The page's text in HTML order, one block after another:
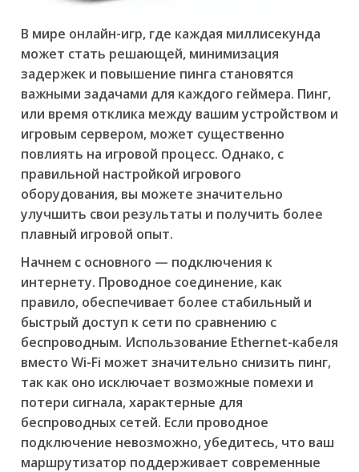
В мире онлайн-игр, где каждая миллисекунда
может стать решающей, минимизация
задержек и повышение пинга становятся
важными задачами для каждого геймера. Пинг,
или время отклика между вашим устройством и
игровым сервером, может существенно
повлиять на игровой процесс. Однако, с
правильной настройкой игрового
оборудования, вы можете значительно
улучшить свои результаты и получить более
плавный игровой опыт.
Начнем с основного — подключения к
интернету. Проводное соединение, как
правило, обеспечивает более стабильный и
быстрый доступ к сети по сравнению с
беспроводным. Использование Ethernet-кабеля
вместо Wi-Fi может значительно снизить пинг,
так как оно исключает возможные помехи и
потери сигнала, характерные для
беспроводных сетей. Если проводное
подключение невозможно, убедитесь, что ваш
маршрутизатор поддерживает современные